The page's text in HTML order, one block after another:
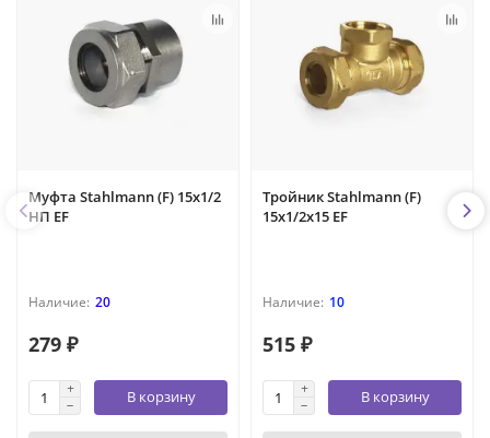
Муфта Stahlmann (F) 15х1/2
НП EF
20
279 ₽
В корзину
Тройник Stahlmann (F)
15х1/2х15 EF
10
515 ₽
В корзину